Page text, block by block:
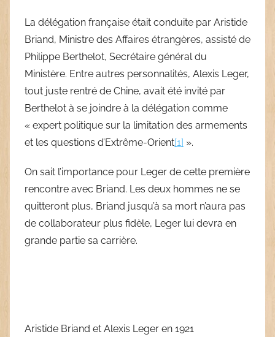
La délégation française était conduite par Aristide
Briand, Ministre des Affaires étrangères, assisté de
Philippe Berthelot, Secrétaire général du
Ministère. Entre autres personnalités, Alexis Leger,
tout juste rentré de Chine, avait été invité par
Berthelot à se joindre à la délégation comme
« expert politique sur la limitation des armements
et les questions d’Extrême-Orient[1] ».
On sait l’importance pour Leger de cette première
rencontre avec Briand. Les deux hommes ne se
quitteront plus, Briand jusqu’à sa mort n’aura pas
de collaborateur plus fidèle, Leger lui devra en
grande partie sa carrière.
Aristide Briand et Alexis Leger en 1921